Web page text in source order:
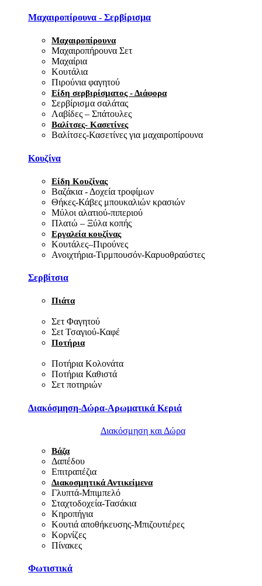
Μαχαιροπίρουνα - Σερβίρισμα
Μαχαιροπίρουνα
Μαχαιροπήρουνα Σετ
Μαχαίρια
Κουτάλια
Πιρούνια φαγητού
Είδη σερβιρίσματος - Διάφορα
Σερβίρισμα σαλάτας
Λαβίδες – Σπάτουλες
Βαλίτσες- Κασετίνες
Βαλίτσες-Κασετίνες για μαχαιροπίρουνα
Κουζίνα
Είδη Κουζίνας
Βαζάκια - Δοχεία τροφίμων
Θήκες-Κάβες μπουκαλιών κρασιών
Μύλοι αλατιού-πιπεριού
Πλατώ – Ξύλα κοπής
Εργαλεία κουζίνας
Κουτάλες–Πιρούνες
Ανοιχτήρια-Τιρμπουσόν-Καρυοθραύστες
Σερβίτσια
Πιάτα
Σετ Φαγητού
Σεt Τσαγιού-Καφέ
Ποτήρια
Ποτήρια Κολονάτα
Ποτήρια Καθιστά
Σετ ποτηριών
Διακόσμηση-Δώρα-Αρωματικά Κεριά
Διακόσμηση και Δώρα
Βάζα
Δαπέδου
Επιτραπέζια
Διακοσμητικά Αντικείμενα
Γλυπτά-Μπιμπελό
Σταχτοδοχεία-Τασάκια
Κηροπήγια
Κουτιά αποθήκευσης-Μπιζουτιέρες
Κορνίζες
Πίνακες
Φωτιστικά